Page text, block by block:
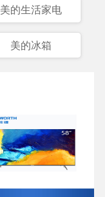
美的生活家电
美的冰箱